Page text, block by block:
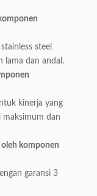
steel
lama dan andal.
kinerja yang
maksimum dan
komponen
garansi 3